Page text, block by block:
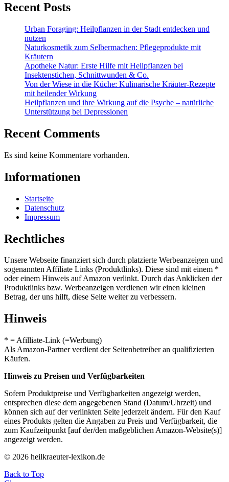
Recent Posts
Urban Foraging: Heilpflanzen in der Stadt entdecken und
nutzen
Naturkosmetik zum Selbermachen: Pflegeprodukte mit
Kräutern
Apotheke Natur: Erste Hilfe mit Heilpflanzen bei
Insektenstichen, Schnittwunden & Co.
Von der Wiese in die Küche: Kulinarische Kräuter-Rezepte
mit heilender Wirkung
Heilpflanzen und ihre Wirkung auf die Psyche – natürliche
Unterstützung bei Depressionen
Recent Comments
Es sind keine Kommentare vorhanden.
Informationen
Startseite
Datenschutz
Impressum
Rechtliches
Unsere Webseite finanziert sich durch platzierte Werbeanzeigen und
sogenannten Affiliate Links (Produktlinks). Diese sind mit einem *
oder einem Hinweis auf Amazon verlinkt. Durch das Anklicken der
Produktlinks bzw. Werbeanzeigen verdienen wir einen kleinen
Betrag, der uns hilft, diese Seite weiter zu verbessern.
Hinweis
* = Afilliate-Link (=Werbung)
Als Amazon-Partner verdient der Seitenbetreiber an qualifizierten
Käufen.
Hinweis zu Preisen und Verfügbarkeiten
Sofern Produktpreise und Verfügbarkeiten angezeigt werden,
entsprechen diese dem angegebenen Stand (Datum/Uhrzeit) und
können sich auf der verlinkten Seite jederzeit ändern. Für den Kauf
eines Produkts gelten die Angaben zu Preis und Verfügbarkeit, die
zum Kaufzeitpunkt [auf der/den maßgeblichen Amazon-Website(s)]
angezeigt werden.
© 2026 heilkraeuter-lexikon.de
Back to Top